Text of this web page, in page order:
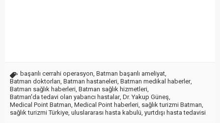
başarılı cerrahi operasyon Batman başarılı ameliyat
Batman doktorları Batman hastaneleri Batman medikal haberler,
Batman sağlık haberleri Batman sağlık hizmetleri
Batman'da tedavi olan yabancı hastalar, Dr. Yakup Güneş
Medical Point Batman Medical Point haberleri sağlık turizmi Batman
sağlık turizmi Türkiye uluslararası hasta kabulü yurtdışı hasta tedavisi